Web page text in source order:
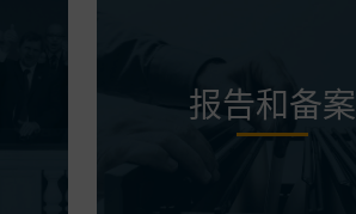
报告和备案